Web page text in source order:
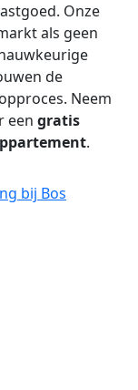
Onze
als geen
de
Neem
een gratis
.
bij Bos